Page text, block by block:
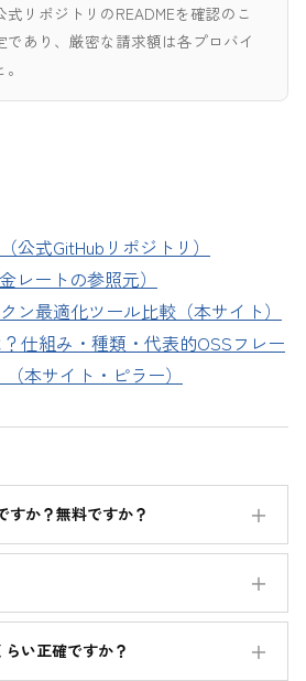
リポジトリのREADMEを確認のこ
であり、厳密な請求額は各プロバイ
公式GitHubリポジトリ）
レートの参照元）
ン最適化ツール比較（本サイト）
仕組み・種類・代表的OSSフレー
本サイト・ピラー）
か？無料ですか？
い正確ですか？